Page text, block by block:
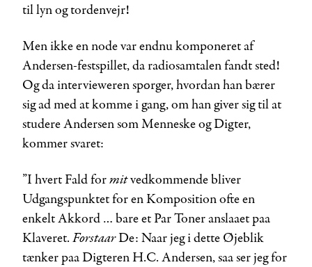
til lyn og tordenvejr!
Men ikke en node var endnu komponeret af
Andersen-festspillet, da radiosamtalen fandt sted!
Og da intervieweren spørger, hvordan han bærer
sig ad med at komme i gang, om han giver sig til at
studere Andersen som Menneske og Digter,
kommer svaret:
”I hvert Fald formitvedkommende bliver
Udgangspunktet for en Komposition ofte en
enkelt Akkord … bare et Par Toner anslaaet paa
Klaveret.ForstaarDe: Naar jeg i dette Øjeblik
tænker paa Digteren H.C. Andersen, saa ser jeg for